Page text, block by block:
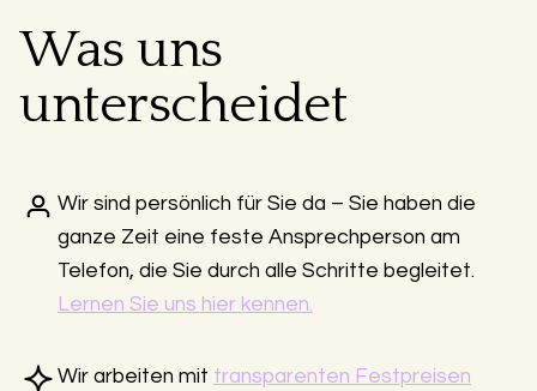
Was uns
unterscheidet
Wir sind persönlich für Sie da – Sie haben die
ganze Zeit eine feste Ansprechperson am
Telefon, die Sie durch alle Schritte begleitet.
Lernen Sie uns hier kennen.
Wir arbeiten mit transparenten Festpreisen